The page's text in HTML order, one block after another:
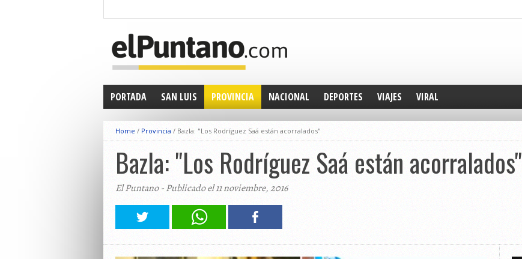
PORTADA SAN LUIS PROVINCIA NACIONAL DEPORTES VIAJES VIRAL
Home / Provincia / Bazla: "Los Rodríguez Saá están acorralados"
Bazla: "Los Rodríguez Saá están acorralados"
El Puntano - Publicado el 11 noviembre, 2016